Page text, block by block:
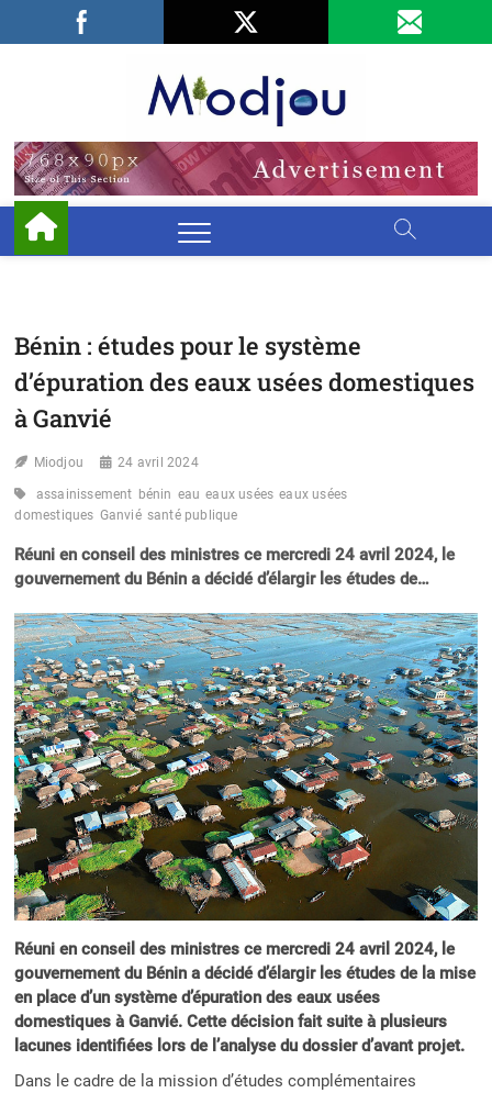
Facebook
LinkedIn
Bénin : études pour le système
d’épuration des eaux usées domestiques
à Ganvié
Miodjou 24 avril 2024
assainissement bénin eau eaux usées eaux usées
domestiques Ganvié santé publique
Réuni en conseil des ministres ce mercredi 24 avril 2024, le
gouvernement du Bénin a décidé d’élargir les études de…
Réuni en conseil des ministres ce mercredi 24 avril 2024, le
gouvernement du Bénin a décidé d’élargir les études de la mise
en place d’un système d’épuration des eaux usées
domestiques à Ganvié. Cette décision fait suite à plusieurs
lacunes identifiées lors de l’analyse du dossier d’avant projet.
Dans le cadre de la mission d’études complémentaires